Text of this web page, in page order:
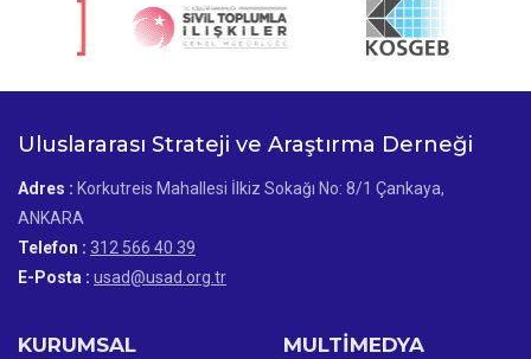
Uluslararası Strateji ve Araştırma Derneği
Adres : Korkutreis Mahallesi İlkiz Sokağı No: 8/1 Çankaya,
ANKARA
Telefon : 312 566 40 39
E-Posta : usad@usad.org.tr
KURUMSAL MULTİMEDYA